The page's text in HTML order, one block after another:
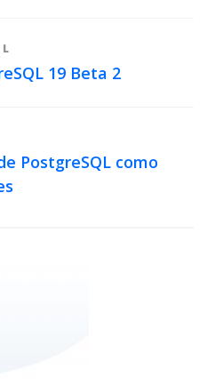
19 Beta 2
PostgreSQL como